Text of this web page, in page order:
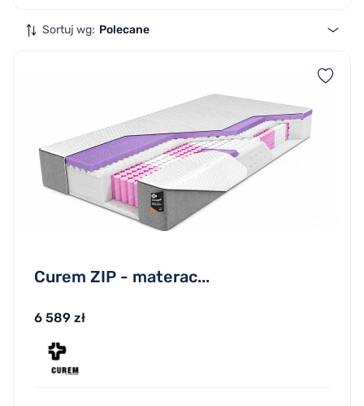
Sortuj wg: Polecane
Curem ZIP - materac...
6 589 zł